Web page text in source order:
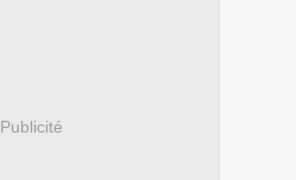
Publicité